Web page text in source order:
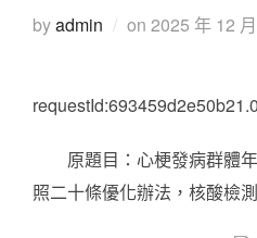
byadmin on Posted
2025 年 12
原題目：心梗發病群體
照二十條優化辦法，核酸檢